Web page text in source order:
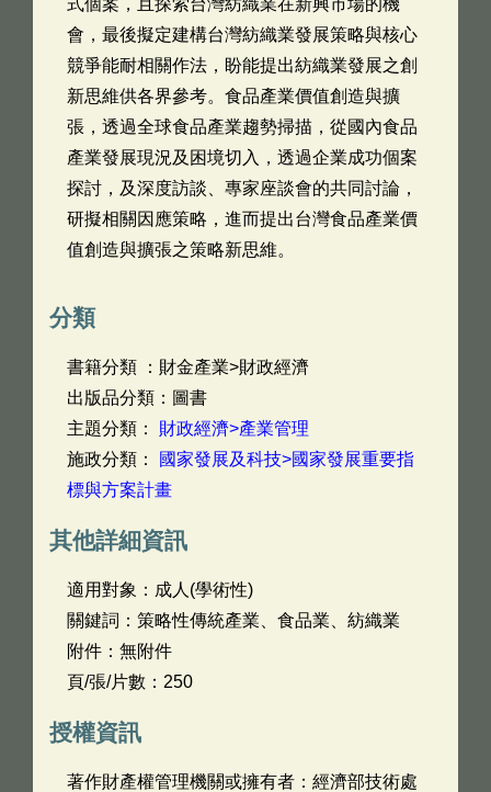
式個案，且探索台灣紡織業在新興市場的機
會，最後擬定建構台灣紡織業發展策略與核心
競爭能耐相關作法，盼能提出紡織業發展之創
新思維供各界參考。食品產業價值創造與擴
張，透過全球食品產業趨勢掃描，從國內食品
產業發展現況及困境切入，透過企業成功個案
探討，及深度訪談、專家座談會的共同討論，
研擬相關因應策略，進而提出台灣食品產業價
值創造與擴張之策略新思維。
分類
書籍分類 ：財金產業>財政經濟
出版品分類：圖書
主題分類： 財政經濟>產業管理
施政分類：
國家發展及科技>國家發展重要指
標與方案計畫
其他詳細資訊
適用對象：成人(學術性)
關鍵詞：策略性傳統產業、食品業、紡織業
附件：無附件
頁/張/片數：250
授權資訊
著作財產權管理機關或擁有者：經濟部技術處